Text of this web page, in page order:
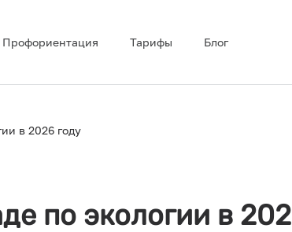
Проф‌ориентация Тарифы Блог
в 2026 году
по экологии в